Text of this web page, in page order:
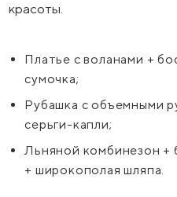
красоты.
Платье с воланами +
сумочка;
Рубашка с объемными
серьги-капли;
Льняной комбинезон
+ широкополая шляпа.